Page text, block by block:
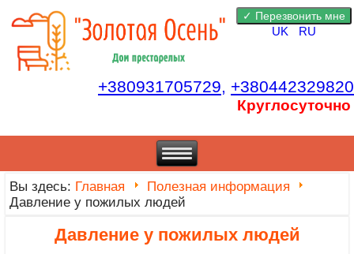
UK RU
+380931705729, +380442329820
Круглосуточно
Вы здесь: Главная
Полезная информация
Давление у пожилых людей
Давление у пожилых людей